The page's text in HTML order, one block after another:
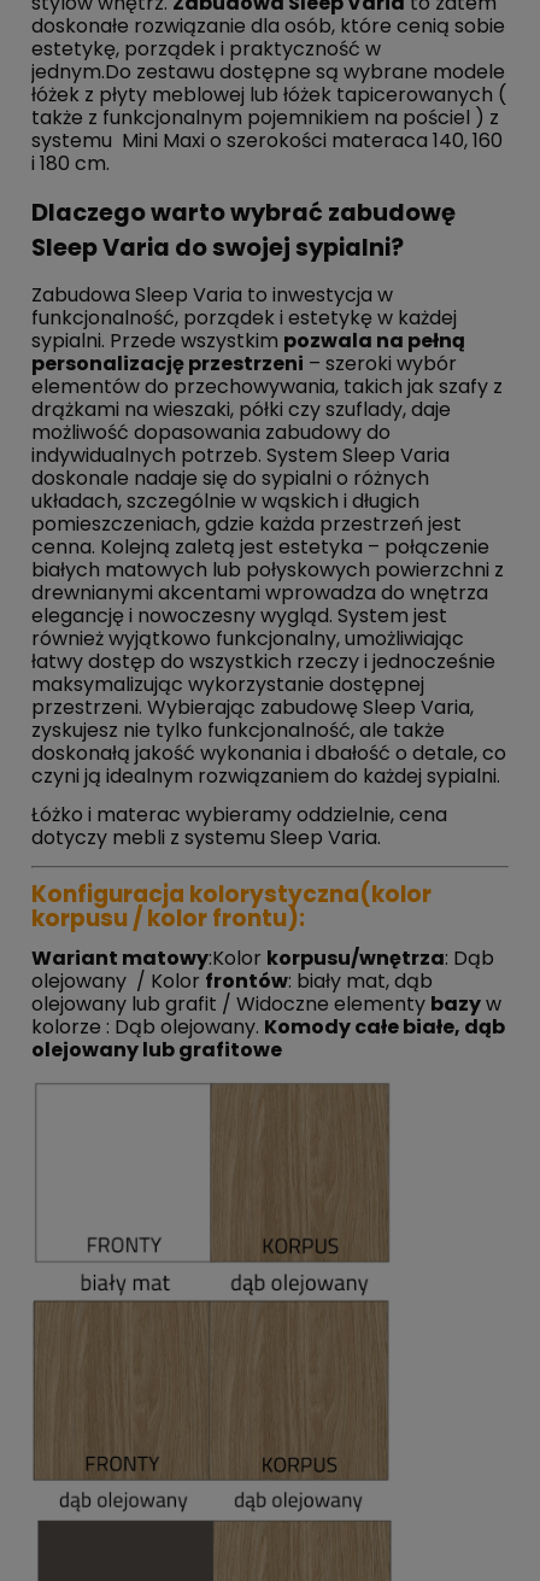
doskonałe rozwiązanie dla osób, które cenią sobie
estetykę, porządek i praktyczność w
jednym.Do zestawu dostępne są wybrane modele
łóżek z płyty meblowej lub łóżek tapicerowanych (
także z funkcjonalnym pojemnikiem na pościel ) z
systemu Mini Maxi o szerokości materaca 140, 160
i 180 cm.
Dlaczego warto wybrać zabudowę
Sleep Varia do swojej sypialni?
Zabudowa Sleep Varia to inwestycja w
funkcjonalność, porządek i estetykę w każdej
sypialni. Przede wszystkim pozwala na pełną
personalizację przestrzeni – szeroki wybór
elementów do przechowywania, takich jak szafy z
drążkami na wieszaki, półki czy szuflady, daje
możliwość dopasowania zabudowy do
indywidualnych potrzeb. System Sleep Varia
doskonale nadaje się do sypialni o różnych
układach, szczególnie w wąskich i długich
pomieszczeniach, gdzie każda przestrzeń jest
cenna. Kolejną zaletą jest estetyka – połączenie
białych matowych lub połyskowych powierzchni z
drewnianymi akcentami wprowadza do wnętrza
elegancję i nowoczesny wygląd. System jest
również wyjątkowo funkcjonalny, umożliwiając
łatwy dostęp do wszystkich rzeczy i jednocześnie
maksymalizując wykorzystanie dostępnej
przestrzeni. Wybierając zabudowę Sleep Varia,
zyskujesz nie tylko funkcjonalność, ale także
doskonałą jakość wykonania i dbałość o detale, co
czyni ją idealnym rozwiązaniem do każdej sypialni.
Łóżko i materac wybieramy oddzielnie, cena
dotyczy mebli z systemu Sleep Varia.
Konfiguracja kolorystyczna(kolor
korpusu / kolor frontu):
Wariant matowy:Kolor korpusu/wnętrza: Dąb
olejowany / Kolor frontów: biały mat, dąb
olejowany lub grafit / Widoczne elementy bazyw
kolorze : Dąb olejowany. Komody całe białe, dąb
olejowany lub grafitowe